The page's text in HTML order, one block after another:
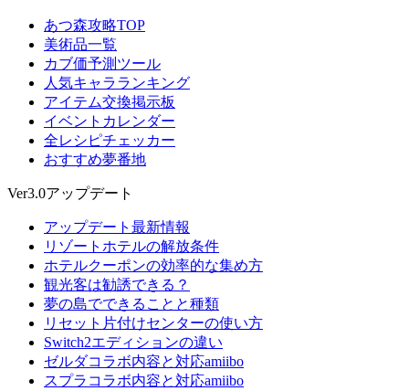
あつ森攻略TOP
美術品一覧
カブ価予測ツール
人気キャラランキング
アイテム交換掲示板
イベントカレンダー
全レシピチェッカー
おすすめ夢番地
Ver3.0アップデート
アップデート最新情報
リゾートホテルの解放条件
ホテルクーポンの効率的な集め方
観光客は勧誘できる？
夢の島でできることと種類
リセット片付けセンターの使い方
Switch2エディションの違い
ゼルダコラボ内容と対応amiibo
スプラコラボ内容と対応amiibo